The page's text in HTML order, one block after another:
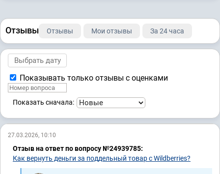
Отзывы Отзывы Мои отзывы За 24 часа
Показывать только отзывы с оценками
Показать сначала:
27.03.2026, 10:10
Отзыв на ответ по вопросу №24939785:
Как вернуть деньги за поддельный товар с Wildberries?